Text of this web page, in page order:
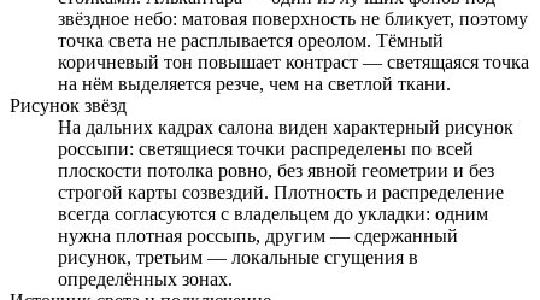
звёздное небо: матовая поверхность не бликует, поэтому
точка света не расплывается ореолом. Тёмный
коричневый тон повышает контраст — светящаяся точка
на нём выделяется резче, чем на светлой ткани.
Рисунок звёзд
На дальних кадрах салона виден характерный рисунок
россыпи: светящиеся точки распределены по всей
плоскости потолка ровно, без явной геометрии и без
строгой карты созвездий. Плотность и распределение
всегда согласуются с владельцем до укладки: одним
нужна плотная россыпь, другим — сдержанный
рисунок, третьим — локальные сгущения в
определённых зонах.